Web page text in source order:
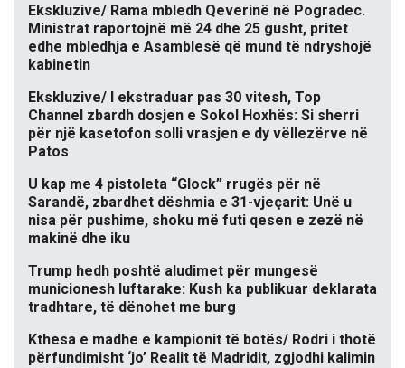
Ekskluzive/ Rama mbledh Qeverinë në Pogradec.
Ministrat raportojnë më 24 dhe 25 gusht, pritet
edhe mbledhja e Asamblesë që mund të ndryshojë
kabinetin
Ekskluzive/ I ekstraduar pas 30 vitesh, Top
Channel zbardh dosjen e Sokol Hoxhës: Si sherri
për një kasetofon solli vrasjen e dy vëllezërve në
Patos
U kap me 4 pistoleta “Glock” rrugës për në
Sarandë, zbardhet dëshmia e 31-vjeçarit: Unë u
nisa për pushime, shoku më futi qesen e zezë në
makinë dhe iku
Trump hedh poshtë aludimet për mungesë
municionesh luftarake: Kush ka publikuar deklarata
tradhtare, të dënohet me burg
Kthesa e madhe e kampionit të botës/ Rodri i thotë
përfundimisht ‘jo’ Realit të Madridit, zgjodhi kalimin